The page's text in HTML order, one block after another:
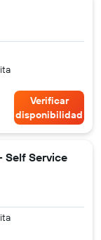
Verificar
disponibilidad
Self Service